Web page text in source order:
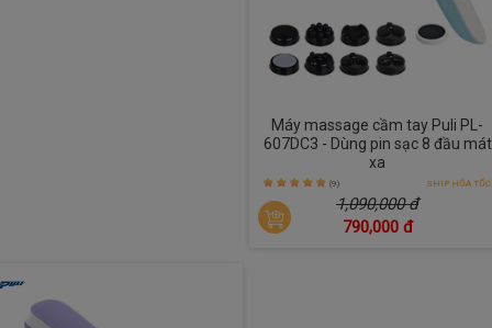
Máy massage cầm tay Puli PL-
607DC3 - Dùng pin sạc 8 đầu mát
xa
(9) SHIP HỎA TỐC
1,090,000 đ
790,000 đ